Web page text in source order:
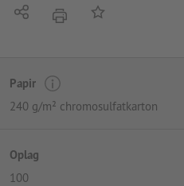
Del tryk Tilføj til huskelisten
Papir
240 g/m² chromosulfatkarton
Oplag
100